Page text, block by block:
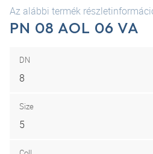
Az alábbi termék
PN 08 AOL 06 VA
DN
8
Size
5